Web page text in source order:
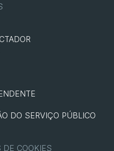
DO SERVIÇO PÚBLICO
DE COOKIES